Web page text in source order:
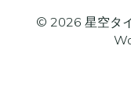
© 2026 星空タ